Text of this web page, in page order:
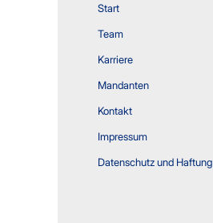
Start
Team
Karriere
Mandanten
Kontakt
Impressum
Datenschutz und Haftung